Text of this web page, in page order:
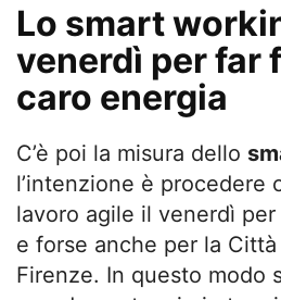
Lo smart
venerdì per far
caro energia
C’è poi la misura dello
l’intenzione è procedere
lavoro agile il venerdì
e forse anche per la
Firenze. In questo modo